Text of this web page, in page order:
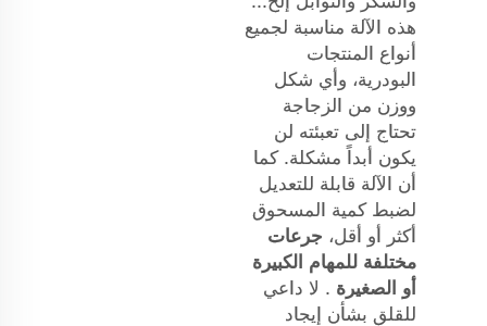
هذه الآلة مناسبة لجميع
أنواع المنتجات
البودرية، وأي شكل
ووزن من الزجاجة
تحتاج إلى تعبئته لن
يكون أبداً مشكلة. كما
أن الآلة قابلة للتعديل
لضبط كمية المسحوق
أكثر أو أقل، جرعات
مختلفة للمهام الكبيرة
أو الصغيرة . لا داعي
للقلق بشأن إيجاد